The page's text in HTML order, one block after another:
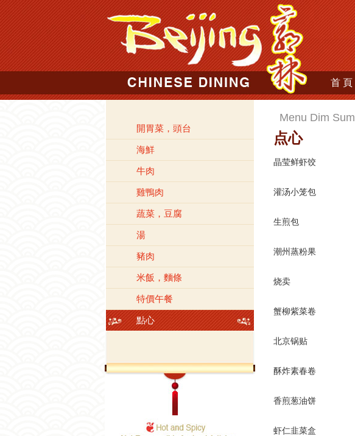
首 頁
開胃菜，頭台
海鮮
牛肉
雞鴨肉
蔬菜，豆腐
湯
豬肉
米飯，麵條
特價午餐
點心
Menu Dim Sum
点心
晶莹鲜虾饺
灌汤小笼包
生煎包
潮州蒸粉果
烧卖
蟹柳紫菜卷
北京锅贴
酥炸素春卷
香煎葱油饼
虾仁韭菜盒